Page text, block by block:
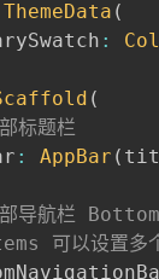
ThemeData (
:
(
标题栏
: AppBar (
导航栏
可以设置多